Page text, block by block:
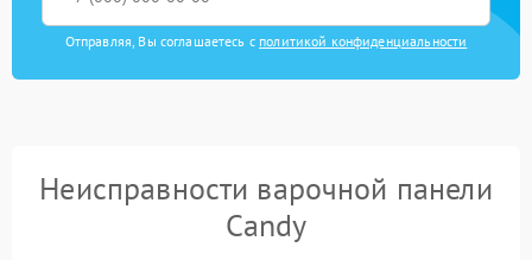
Отправляя, Вы соглашаетесь с политикой конфиденциальности
Неисправности варочной панели
Candy